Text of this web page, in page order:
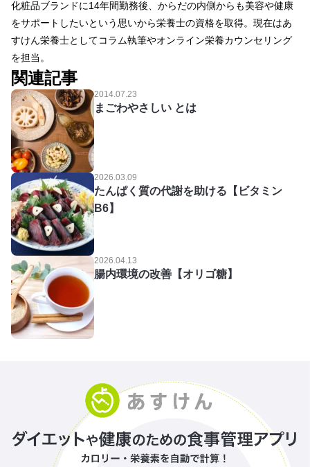
化粧品ブランドに14年間勤務後、からだの内側からも美容や健康
をサポートしたいという思いから栄養士の資格を取得。現在はあ
すけん栄養士としてコラム執筆やオンライン栄養カウンセリング
を担当。
関連記事
2014.07.23
まごわやさしい とは
2026.03.09
たんぱく質の代謝を助ける【ビタミン
B6】
2026.04.13
腸内環境の改善【オリゴ糖】